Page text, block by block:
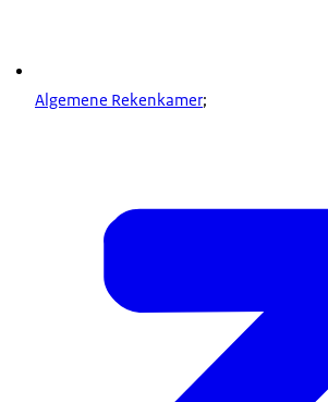
Algemene Rekenkamer;